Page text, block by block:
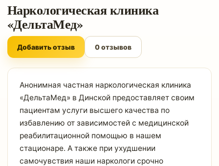
Наркологическая клиника
«ДельтаМед»
Добавить отзыв 0 отзывов
Анонимная частная наркологическая клиника
«ДельтаМед» в Динской предоставляет своим
пациентам услуги высшего качества по
избавлению от зависимостей с медицинской
реабилитационной помощью в нашем
стационаре. А также при ухудшении
самочувствия наши наркологи срочно